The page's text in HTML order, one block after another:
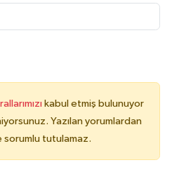
kabul etmiş bulunuyor
Yazılan yorumlardan
sorumlu tutulamaz.